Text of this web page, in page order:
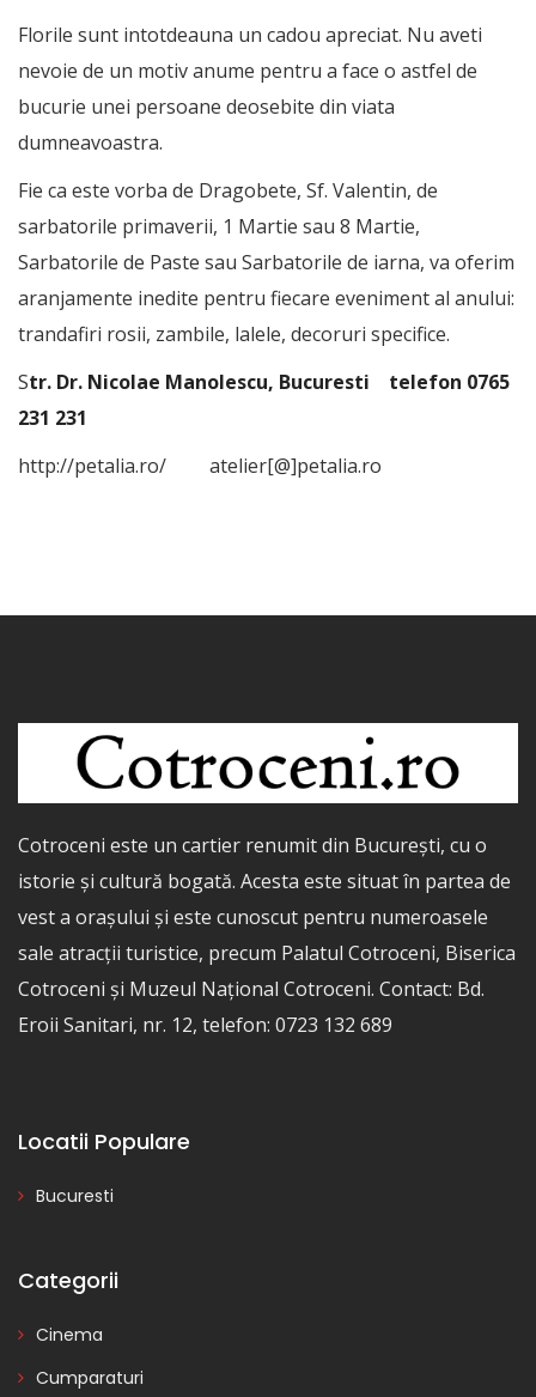
Florile sunt intotdeauna un cadou apreciat. Nu aveti
nevoie de un motiv anume pentru a face o astfel de
bucurie unei persoane deosebite din viata
dumneavoastra.
Fie ca este vorba de Dragobete, Sf. Valentin, de
sarbatorile primaverii, 1 Martie sau 8 Martie,
Sarbatorile de Paste sau Sarbatorile de iarna, va oferim
aranjamente inedite pentru fiecare eveniment al anului:
trandafiri rosii, zambile, lalele, decoruri specifice.
Str. Dr. Nicolae Manolescu, Bucuresti telefon 0765
231 231
http://petalia.ro/ atelier[@]petalia.ro
Cotroceni este un cartier renumit din București, cu o
istorie și cultură bogată. Acesta este situat în partea de
vest a orașului și este cunoscut pentru numeroasele
sale atracții turistice, precum Palatul Cotroceni, Biserica
Cotroceni și Muzeul Național Cotroceni. Contact: Bd.
Eroii Sanitari, nr. 12, telefon: 0723 132 689
Locatii Populare
Bucuresti
Categorii
Cinema
Cumparaturi